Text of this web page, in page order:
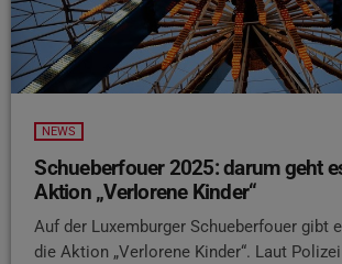
NEWS
Schueberfouer 2025: darum geht
Aktion „Verlorene Kinder“
Auf der Luxemburger Schueberfouer gibt
die Aktion „Verlorene Kinder“. Laut